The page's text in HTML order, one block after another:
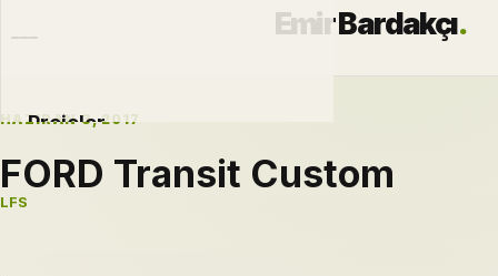
Emir Bardakçı.
Projeler
Otomobiller
HAZIRAN 3, 2017
FORD Transit Custom
LFS